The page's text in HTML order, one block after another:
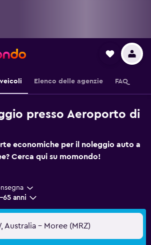
Elenco delle agenzie FAQ
presso Aeroporto di
economiche per il noleggio auto a
Cerca qui su momondo!
65 anni
Australia - Moree (MRZ)